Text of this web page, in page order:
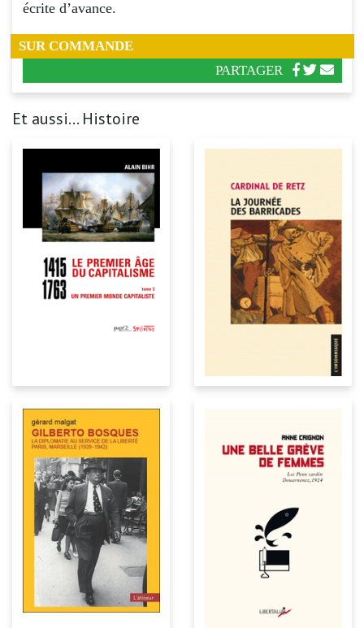
écrite d’avance.
SUR COMMANDE
PARTAGER
Et aussi... Histoire